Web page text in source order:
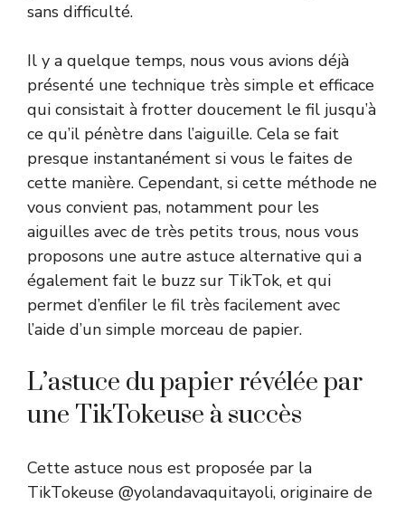
sans difficulté.
Il y a quelque temps, nous vous avions déjà
présenté une technique très simple et efficace
qui consistait à frotter doucement le fil jusqu’à
ce qu’il pénètre dans l’aiguille. Cela se fait
presque instantanément si vous le faites de
cette manière. Cependant, si cette méthode ne
vous convient pas, notamment pour les
aiguilles avec de très petits trous, nous vous
proposons une autre astuce alternative qui a
également fait le buzz sur TikTok, et qui
permet d’enfiler le fil très facilement avec
l’aide d’un simple morceau de papier.
L’astuce du papier révélée par
une TikTokeuse à succès
Cette astuce nous est proposée par la
TikTokeuse @yolandavaquitayoli, originaire de